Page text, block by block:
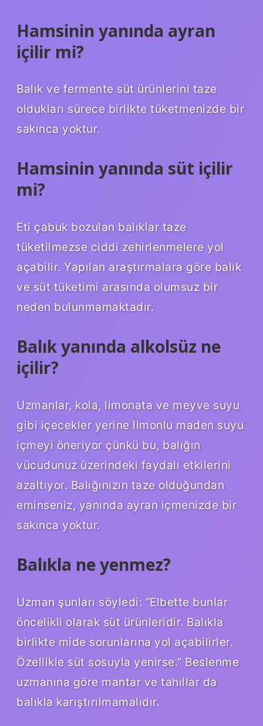
Hamsinin yanında ayran
içilir mi?
Balık ve fermente süt ürünlerini taze
oldukları sürece birlikte tüketmenizde bir
sakınca yoktur.
Hamsinin yanında süt içilir
mi?
Eti çabuk bozulan balıklar taze
tüketilmezse ciddi zehirlenmelere yol
açabilir. Yapılan araştırmalara göre balık
ve süt tüketimi arasında olumsuz bir
neden bulunmamaktadır.
Balık yanında alkolsüz ne
içilir?
Uzmanlar, kola, limonata ve meyve suyu
gibi içecekler yerine limonlu maden suyu
içmeyi öneriyor çünkü bu, balığın
vücudunuz üzerindeki faydalı etkilerini
azaltıyor. Balığınızın taze olduğundan
eminseniz, yanında ayran içmenizde bir
sakınca yoktur.
Balıkla ne yenmez?
Uzman şunları söyledi: “Elbette bunlar
öncelikli olarak süt ürünleridir. Balıkla
birlikte mide sorunlarına yol açabilirler.
Özellikle süt sosuyla yenirse.” Beslenme
uzmanına göre mantar ve tahıllar da
balıkla karıştırılmamalıdır.